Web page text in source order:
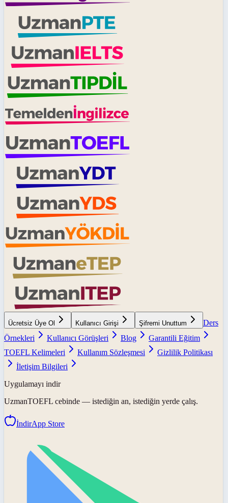
Ücretsiz Üye Ol Kullanıcı Girişi Şifremi Unuttum
Ders
Örnekleri
Kullanıcı Görüşleri Blog
Garantili Eğitim
TOEFL Kelimeleri
Kullanım Sözleşmesi
Gizlilik Politikası
İletişim Bilgileri
Uygulamayı indir
UzmanTOEFL cebinde — istediğin an, istediğin yerde çalış.
İndirApp Store